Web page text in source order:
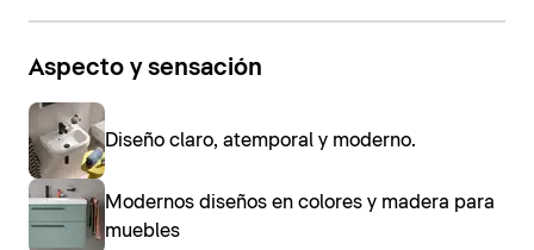
Aspecto y sensación
Diseño claro, atemporal y moderno.
Modernos diseños en colores y madera para
muebles